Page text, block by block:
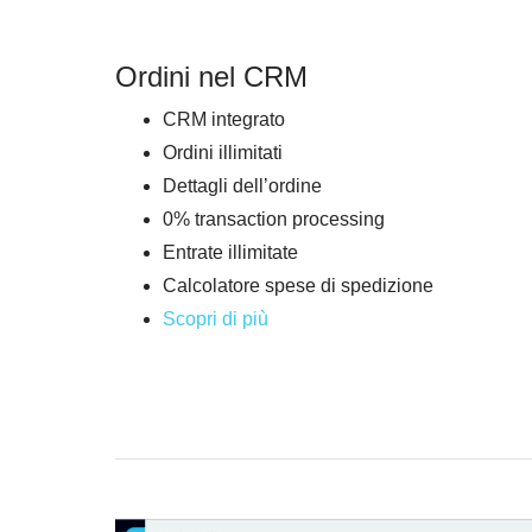
Ordini nel CRM
CRM integrato
Ordini illimitati
Dettagli dell’ordine
0% transaction processing
Entrate illimitate
Calcolatore spese di spedizione
Scopri di più